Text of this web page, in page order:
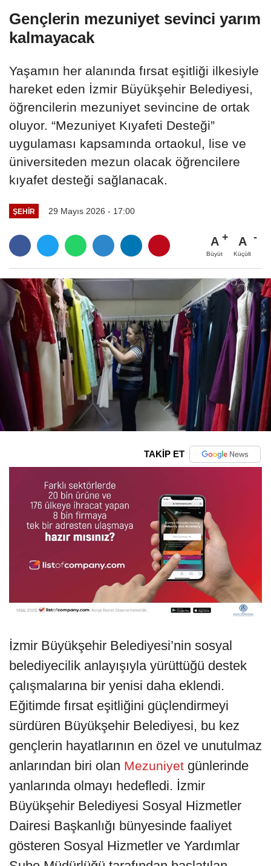
Gençlerin mezuniyet sevinci yarım
kalmayacak
Yaşamın her alanında fırsat eşitliği ilkesiyle
hareket eden İzmir Büyükşehir Belediyesi,
öğrencilerin mezuniyet sevincine de ortak
oluyor. “Mezuniyet Kıyafeti Desteği”
uygulaması kapsamında ortaokul, lise ve
üniversiteden mezun olacak öğrencilere
kıyafet desteği sağlanacak.
ŞEHIR 29 Mayıs 2026 - 17:00
A
Büyüt
A
Küçült
TAKİP ET
İzmir Büyükşehir Belediyesi’nin sosyal
belediyecilik anlayışıyla yürüttüğü destek
çalışmalarına bir yenisi daha eklendi.
Eğitimde fırsat eşitliğini güçlendirmeyi
sürdüren Büyükşehir Belediyesi, bu kez
gençlerin hayatlarının en özel ve unutulmaz
anlarından biri olan Mezuniyet günlerinde
yanlarında olmayı hedefledi. İzmir
Büyükşehir Belediyesi Sosyal Hizmetler
Dairesi Başkanlığı bünyesinde faaliyet
gösteren Sosyal Hizmetler ve Yardımlar